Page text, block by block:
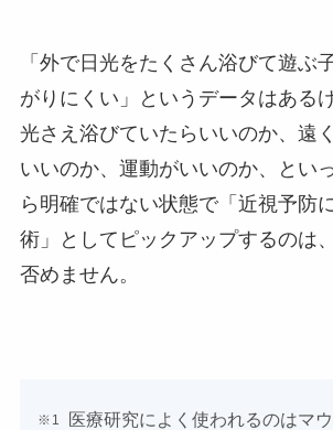
「外で日光をたくさん浴びて遊ぶ
がりにくい」というデータはある
光さえ浴びていたらいいのか、遠
いいのか、運動がいいのか、とい
ら明確ではない状態で「近視予防
術」としてピックアップするのは
否めません。
医療研究によく使われるのはマ